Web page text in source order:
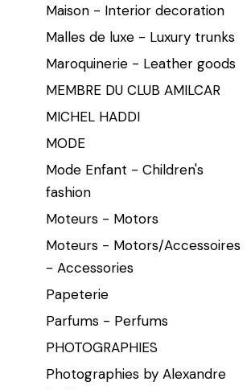
Maison - Interior decoration
Malles de luxe - Luxury trunks
Maroquinerie - Leather goods
MEMBRE DU CLUB AMILCAR
MICHEL HADDI
MODE
Mode Enfant - Children's
fashion
Moteurs - Motors
Moteurs - Motors/Accessoires
- Accessories
Papeterie
Parfums - Perfums
PHOTOGRAPHIES
Photographies by Alexandre